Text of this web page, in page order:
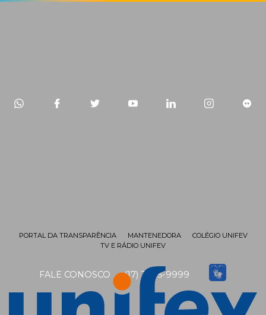
FALE CONOSCO (17) 3405-9999
PORTAL DA TRANSPARÊNCIA MANTENEDORA
COLÉGIO UNIFEV
TV E RÁDIO UNIFEV